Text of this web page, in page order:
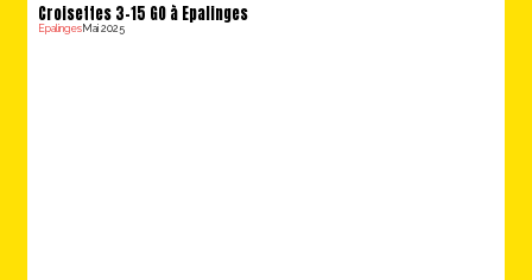
Croisettes 3-15 GO à Epalinges
EpalingesMai 2025